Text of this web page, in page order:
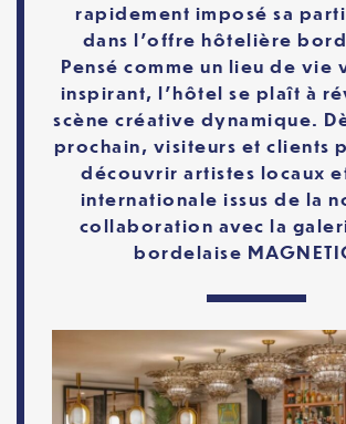
rapidement imposé sa
dans l’offre hôtelière
Pensé comme un lieu de vie
inspirant, l’hôtel se plaît à
scène créative dynamique.
prochain, visiteurs et clients
découvrir artistes locaux
internationale issus de la
collaboration avec la
bordelaise